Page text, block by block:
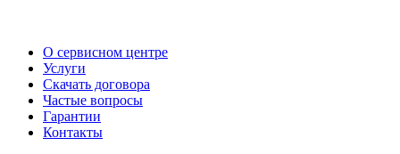
О сервисном центре
Услуги
Скачать договора
Частые вопросы
Гарантии
Контакты